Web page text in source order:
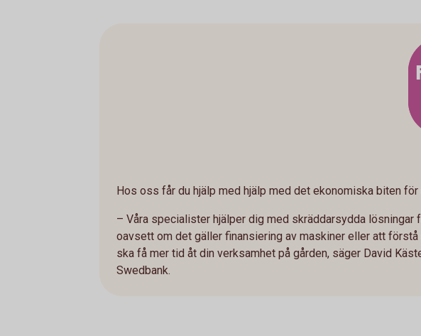
Hos oss får du hjälp med hjälp med det ekonomiska biten
– Våra specialister hjälper dig med skräddarsydda lösningar
oavsett om det gäller finansiering av maskiner eller att
ska få mer tid åt din verksamhet på gården, säger David
Swedbank.